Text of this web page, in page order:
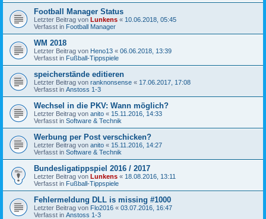
Football Manager Status
Letzter Beitrag von Lunkens « 10.06.2018, 05:45
Verfasst in Football Manager
WM 2018
Letzter Beitrag von Heno13 « 06.06.2018, 13:39
Verfasst in Fußball-Tippspiele
speicherstände editieren
Letzter Beitrag von ranknonsense « 17.06.2017, 17:08
Verfasst in Anstoss 1-3
Wechsel in die PKV: Wann möglich?
Letzter Beitrag von anito « 15.11.2016, 14:33
Verfasst in Software & Technik
Werbung per Post verschicken?
Letzter Beitrag von anito « 15.11.2016, 14:27
Verfasst in Software & Technik
Bundesligatippspiel 2016 / 2017
Letzter Beitrag von Lunkens « 18.08.2016, 13:11
Verfasst in Fußball-Tippspiele
Fehlermeldung DLL is missing #1000
Letzter Beitrag von Flo2016 « 03.07.2016, 16:47
Verfasst in Anstoss 1-3